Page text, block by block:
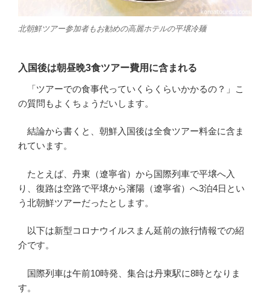
北朝鮮ツアー参加者もお勧めの高麗ホテルの平壌冷麺
入国後は朝昼晩3食ツアー費用に含まれる
「ツアーでの食事代っていくらくらいかかるの？」こ
の質問もよくちょうだいします。
結論から書くと、朝鮮入国後は全食ツアー料金に含ま
れています。
たとえば、丹東（遼寧省）から国際列車で平壌へ入
り、復路は空路で平壌から瀋陽（遼寧省）へ3泊4日とい
う北朝鮮ツアーだったとします。
以下は新型コロナウイルスまん延前の旅行情報での紹
介です。
国際列車は午前10時発、集合は丹東駅に8時となりま
す。